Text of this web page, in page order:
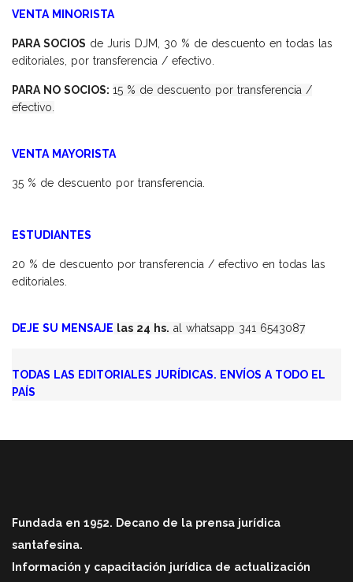
VENTA MINORISTA
PARA SOCIOS de Juris DJM, 30 % de descuento en todas las
editoriales, por transferencia / efectivo.
PARA NO SOCIOS: 15 % de descuento por transferencia /
efectivo.
VENTA MAYORISTA
35 % de descuento por transferencia.
ESTUDIANTES
20 % de descuento por transferencia / efectivo en todas las
editoriales.
DEJE SU MENSAJE las 24 hs. al whatsapp 341 6543087
TODAS LAS EDITORIALES JURÍDICAS. ENVÍOS A TODO EL
PAÍS
Fundada en 1952. Decano de la prensa jurídica
santafesina.
Información y capacitación jurídica de actualización